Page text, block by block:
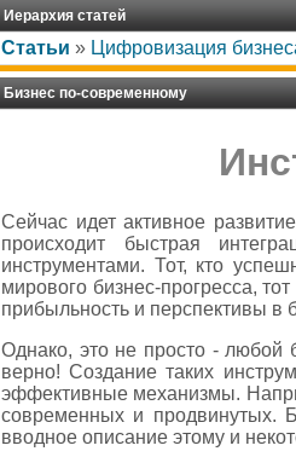
Иерархия статей
Статьи » Цифровизация
Бизнес по-современному
Сейчас идет активное
происходит быстрая
инструментами. Тот, кто
мирового бизнес-прогресса,
прибыльность и перспективы в
Однако, это не просто - любой
верно! Создание таких
эффективные механизмы.
современных и продвинутых.
вводное описание этому и